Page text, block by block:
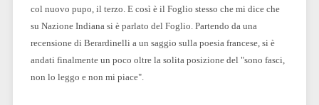
col nuovo pupo, il terzo. E così è il Foglio stesso che mi dice che
su Nazione Indiana si è parlato del Foglio. Partendo da una
recensione di Berardinelli a un saggio sulla poesia francese, si è
andati finalmente un poco oltre la solita posizione del "sono fasci,
non lo leggo e non mi piace".